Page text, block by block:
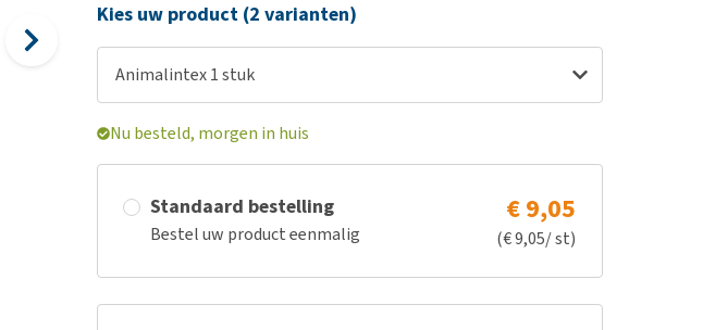
Bekijk alles
Kies uw product (2 varianten)
Animalintex 1 stuk
Nu besteld, morgen in huis
Standaard bestelling
Bestel uw product eenmalig
€ 9,05
(€ 9,05/ st)